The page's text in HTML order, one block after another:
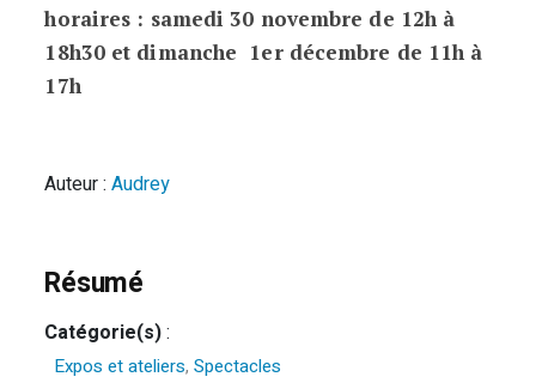
horaires : samedi 30 novembre de 12h à
18h30 et dimanche 1er décembre de 11h à
17h
Auteur :Audrey
Résumé
Catégorie(s):
Expos et ateliers,Spectacles